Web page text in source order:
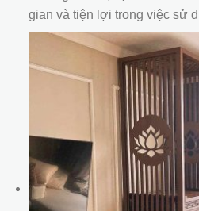
gian và tiện lợi trong việc sử